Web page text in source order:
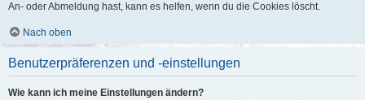
An- oder Abmeldung hast, kann es helfen, wenn du die Cookies löscht.
Nach oben
Benutzerpräferenzen und -einstellungen
Wie kann ich meine Einstellungen ändern?